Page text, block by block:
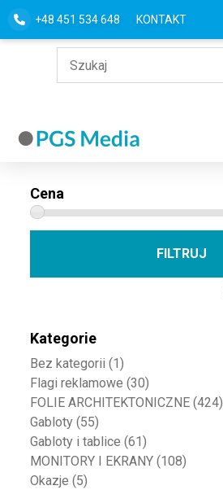
+48 451 534 648 KONTAKT
Filtru według
Cena
FILTRUJ
Kategorie
Bez kategorii (1)
Flagi reklamowe (30)
FOLIE ARCHITEKTONICZNE (424)
Gabloty (55)
Gabloty i tablice (61)
MONITORY I EKRANY (108)
Okazje (5)